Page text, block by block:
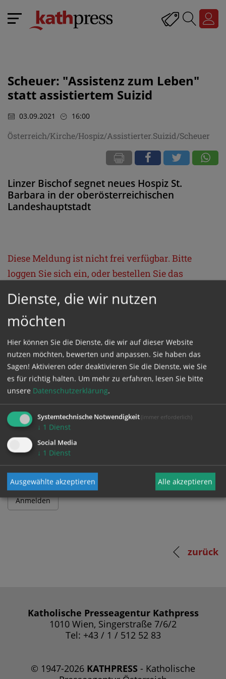
Scheuer: "Assistenz zum Leben"
statt assistiertem Suizid
03.09.2021 16:00
Österreich/Kirche/Hospiz/Assistierter.Suizid/Scheuer
Linzer Bischof segnet neues Hospiz St.
Barbara in der oberösterreichischen
Landeshauptstadt
Diese Meldung ist nicht frei verfügbar. Bitte
loggen Sie sich ein, oder bestellen Sie das
GESCHÜTZTER BEREICH
Bitte melden Sie sich mit Ihrem Benutzernamen
und Passwort an.
Benutzername
Passwort
zurück
Katholische Presseagentur Kathpress
1010 Wien, Singerstraße 7/6/2
Tel: +43 / 1 / 512 52 83
© 1947-2026 KATHPRESS - Katholische
Dienste, die wir nutzen
möchten
Hier können Sie die Dienste, die wir auf dieser Website
nutzen möchten, bewerten und anpassen. Sie haben das
Sagen! Aktivieren oder deaktivieren Sie die Dienste, wie Sie
es für richtig halten. Um mehr zu erfahren, lesen Sie bitte
unsere Datenschutzerklärung.
Systemtechnische Notwendigkeit (immer erforderlich)
↓ 1 Dienst
Social Media
↓ 1 Dienst
Ausgewählte akzeptieren Alle akzeptieren